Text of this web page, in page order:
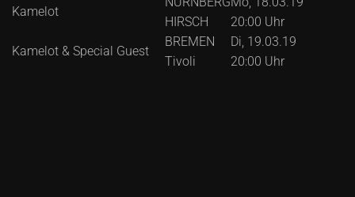
Kamelot
HIRSCH
20:00 Uhr
Kamelot & Special Guest
BREMEN
Tivoli
Di, 19.03.19
20:00 Uhr